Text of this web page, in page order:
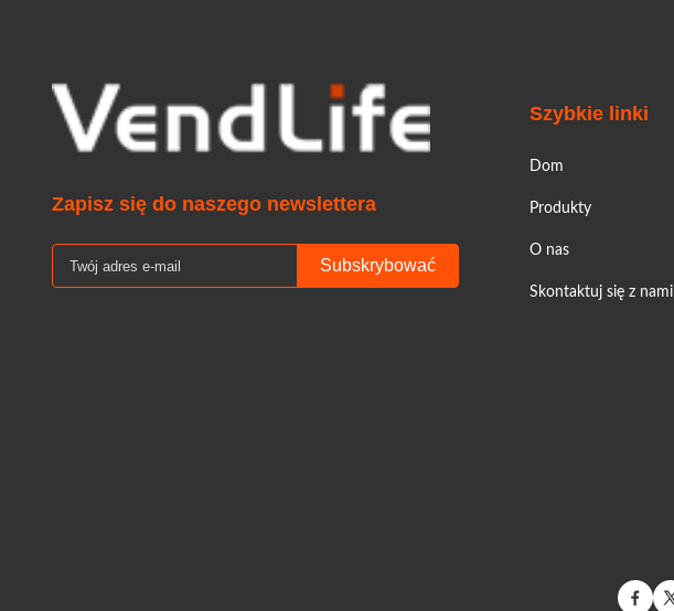
Zapisz się do naszego newslettera
Subskrybować
Szybkie linki
Dom
Produkty
O nas
Skontaktuj się z nami